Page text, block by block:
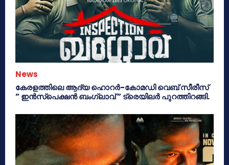
News
കേരളത്തിലെ ആദ്യ ഹൊറർ-കോമഡി വെബ് സീരീസ്
” ഇൻസ്പെക്ഷൻ ബംഗ്ലാവ് ” ട്രെയിലർ പുറത്തിറങ്ങി.